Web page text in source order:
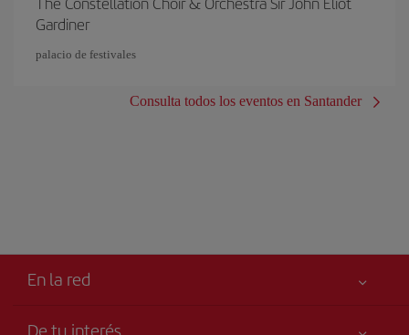
Gardiner
palacio de festivales
Consulta todos los eventos en Santander
En la red
De tu interés